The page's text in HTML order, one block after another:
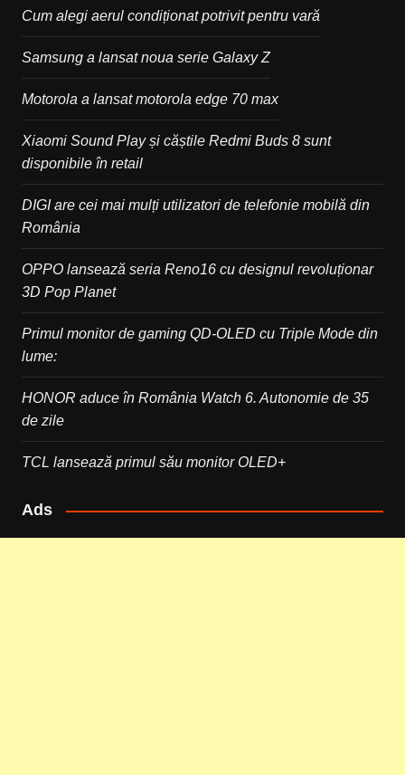
Cum alegi aerul condiționat potrivit pentru vară
Samsung a lansat noua serie Galaxy Z
Motorola a lansat motorola edge 70 max
Xiaomi Sound Play și căștile Redmi Buds 8 sunt
disponibile în retail
DIGI are cei mai mulți utilizatori de telefonie mobilă din
România
OPPO lansează seria Reno16 cu designul revoluționar
3D Pop Planet
Primul monitor de gaming QD-OLED cu Triple Mode din
lume:
HONOR aduce în România Watch 6. Autonomie de 35
de zile
TCL lansează primul său monitor OLED+
Ads